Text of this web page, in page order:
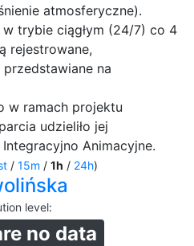
atmosferyczne).
trybie ciągłym (24/7) co 4
rejestrowane,
na
w ramach projektu
udzieliło jej
Animacyjne.
/ 15m / 1h / 24h)
level:
no data